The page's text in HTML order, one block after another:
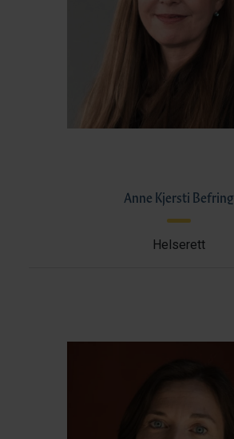
Anne Kjersti Befring
Helserett